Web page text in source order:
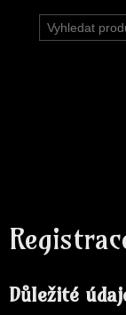
Důležité